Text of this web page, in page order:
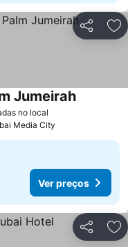
Partilhar
no local
Jumeirah
Media City
Ver preços
Partilhar